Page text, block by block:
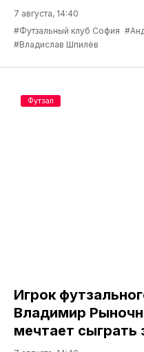
7 августа, 14:40
#Футзальный клуб София
#Владислав Шпилёв
Игрок
Владимир
мечтает сыграть
Футзал